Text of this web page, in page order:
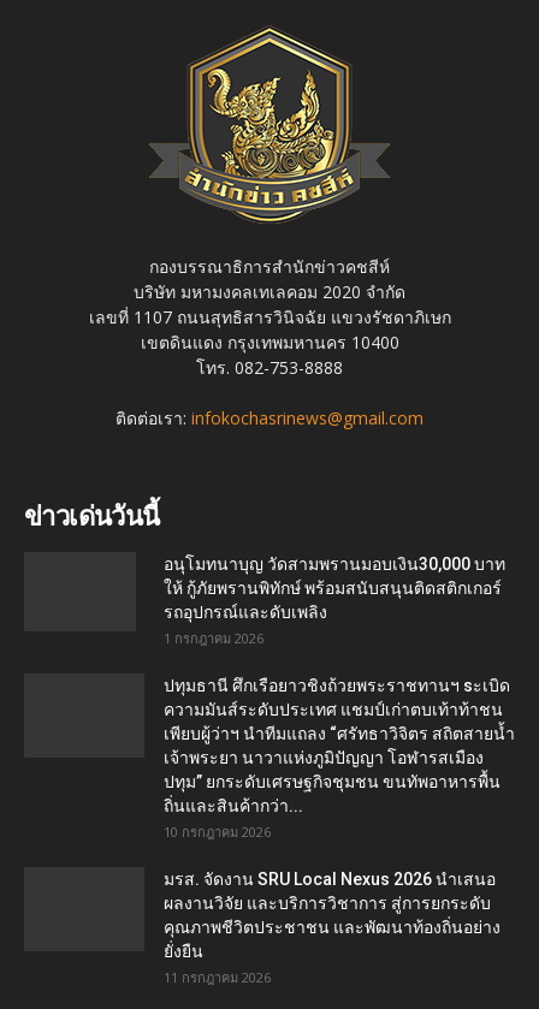
กองบรรณาธิการสำนักข่าวคชสีห์
บริษัท มหามงคลเทเลคอม 2020 จำกัด
เลขที่ 1107 ถนนสุทธิสารวินิจฉัย แขวงรัชดาภิเษก
เขตดินแดง กรุงเทพมหานคร 10400
โทร. 082-753-8888
ติดต่อเรา: infokochasrinews@gmail.com
ข่าวเด่นวันนี้
อนุโมทนาบุญ วัดสามพรานมอบเงิน30,000 บาท
ให้ กู้ภัยพรานพิทักษ์ พร้อมสนับสนุนติดสติกเกอร์
รถอุปกรณ์และดับเพลิง
1 กรกฎาคม 2026
ปทุมธานี ศึกเรือยาวชิงถ้วยพระราชทานฯ sะเบิด
ความมันส์ระดับประเทศ แชมป์เก่าตบเท้าท้าชน
เพียบผู้ว่าฯ นำทีมแถลง “ศรัทธาวิจิตร สถิตสายน้ำ
เจ้าพระยา นาวาแห่งภูมิปัญญา โอฬารสเมือง
ปทุม” ยกระดับเศรษฐกิจชุมชน ขนทัพอาหารพื้น
ถิ่นและสินค้ากว่า...
10 กรกฎาคม 2026
มรส. จัดงาน SRU Local Nexus 2026 นำเสนอ
ผลงานวิจัย และบริการวิชาการ สู่การยกระดับ
คุณภาพชีวิตประชาชน และพัฒนาท้องถิ่นอย่าง
ยั่งยืน
11 กรกฎาคม 2026